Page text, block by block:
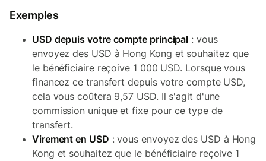
Exemples
USD depuis votre compte principal : vous
envoyez des USD à Hong Kong et souhaitez que
le bénéficiaire reçoive 1 000 USD. Lorsque vous
financez ce transfert depuis votre compte USD,
cela vous coûtera 9,57 USD. Il s'agit d'une
commission unique et fixe pour ce type de
transfert.
Virement en USD : vous envoyez des USD à Hong
Kong et souhaitez que le bénéficiaire reçoive 1